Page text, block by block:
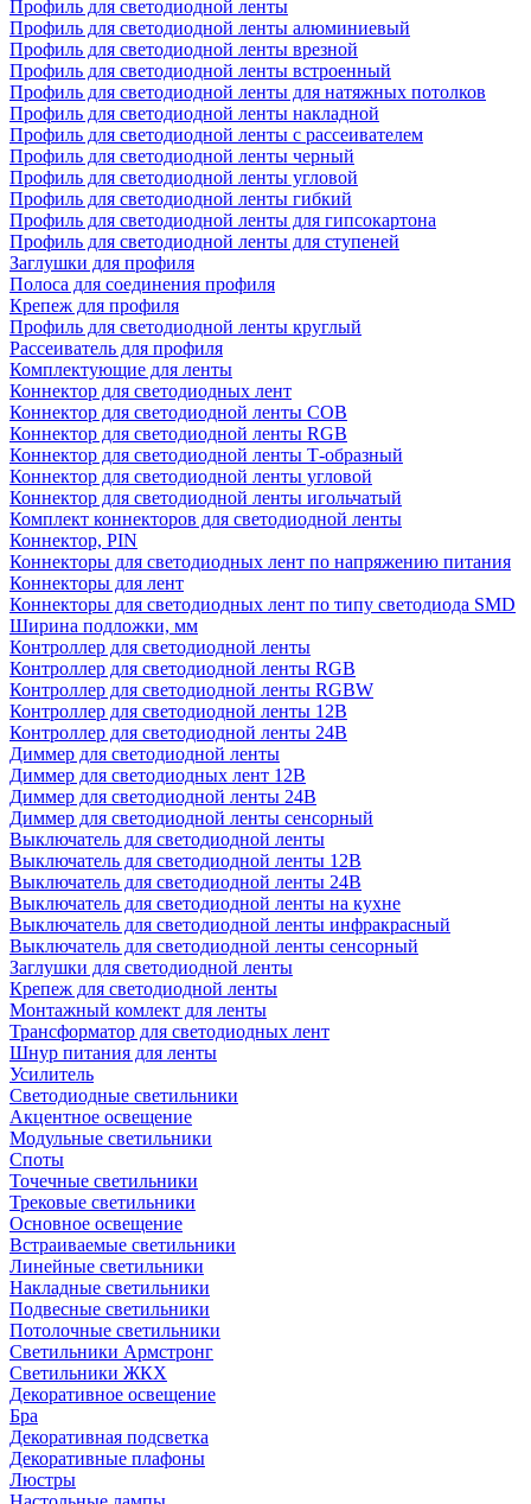
Профиль для светодиодной ленты
Профиль для светодиодной ленты алюминиевый
Профиль для светодиодной ленты врезной
Профиль для светодиодной ленты встроенный
Профиль для светодиодной ленты для натяжных потолков
Профиль для светодиодной ленты накладной
Профиль для светодиодной ленты с рассеивателем
Профиль для светодиодной ленты черный
Профиль для светодиодной ленты угловой
Профиль для светодиодной ленты гибкий
Профиль для светодиодной ленты для гипсокартона
Профиль для светодиодной ленты для ступеней
Заглушки для профиля
Полоса для соединения профиля
Крепеж для профиля
Профиль для светодиодной ленты круглый
Рассеиватель для профиля
Комплектующие для ленты
Коннектор для светодиодных лент
Коннектор для светодиодной ленты COB
Коннектор для светодиодной ленты RGB
Коннектор для светодиодной ленты Т-образный
Коннектор для светодиодной ленты угловой
Коннектор для светодиодной ленты игольчатый
Комплект коннекторов для светодиодной ленты
Коннектор, PIN
Коннекторы для светодиодных лент по напряжению питания
Коннекторы для лент
Коннекторы для светодиодных лент по типу светодиода SMD
Ширина подложки, мм
Контроллер для светодиодной ленты
Контроллер для светодиодной ленты RGB
Контроллер для светодиодной ленты RGBW
Контроллер для светодиодной ленты 12В
Контроллер для светодиодной ленты 24В
Диммер для светодиодной ленты
Диммер для светодиодных лент 12В
Диммер для светодиодной ленты 24В
Диммер для светодиодной ленты сенсорный
Выключатель для светодиодной ленты
Выключатель для светодиодной ленты 12В
Выключатель для светодиодной ленты 24В
Выключатель для светодиодной ленты на кухне
Выключатель для светодиодной ленты инфракрасный
Выключатель для светодиодной ленты сенсорный
Заглушки для светодиодной ленты
Крепеж для светодиодной ленты
Монтажный комлект для ленты
Трансформатор для светодиодных лент
Шнур питания для ленты
Усилитель
Светодиодные светильники
Акцентное освещение
Модульные светильники
Споты
Точечные светильники
Трековые светильники
Основное освещение
Встраиваемые светильники
Линейные светильники
Накладные светильники
Подвесные светильники
Потолочные светильники
Светильники Армстронг
Светильники ЖКХ
Декоративное освещение
Бра
Декоративная подсветка
Декоративные плафоны
Люстры